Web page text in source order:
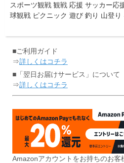
スポーツ観戦 観戦 応援 サッカー応
球観戦 ピクニック 遊び 釣り 山登り
■ご利用ガイド
⇒詳しくはコチラ
■「翌日お届けサービス」について
⇒詳しくはコチラ
Amazonアカウントをお持ちのお